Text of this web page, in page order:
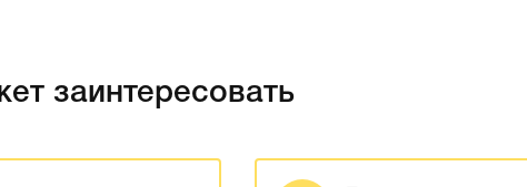
заинтересовать